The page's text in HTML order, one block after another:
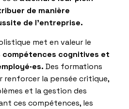
de manière
de l’entreprise.
met en valeur le
compétences cognitives et
Des formations
renforcer la pensée critique,
et la gestion des
ces compétences, les